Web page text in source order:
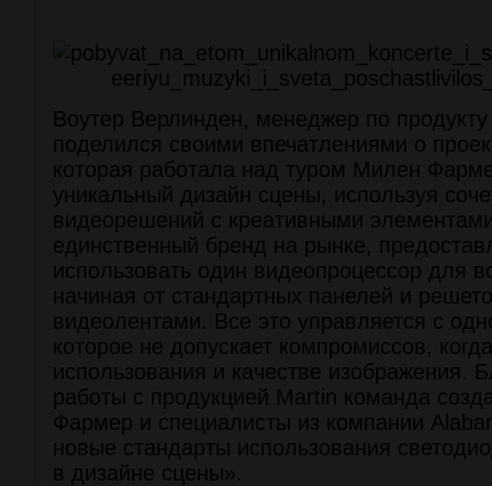
Воутер Верлинден, менеджер по
поделился своими впечатлениями о
которая работала над туром Милен
уникальный дизайн сцены, используя
видеорешений с креативными
единственный бренд на рынке,
использовать один видеопроцессор для
начиная от стандартных панелей и
видеолентами. Все это управляется с
которое не допускает компромиссов,
использования и качестве изображения.
работы с продукцией Martin команда
Фармер и специалисты из компании
новые стандарты использования
в дизайне сцены».